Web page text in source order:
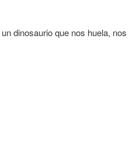
dinosaurio que nos huela, nos